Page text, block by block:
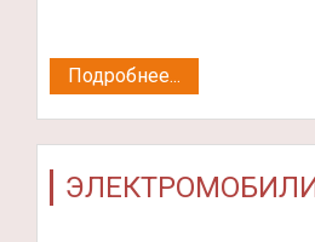
Подробнее...